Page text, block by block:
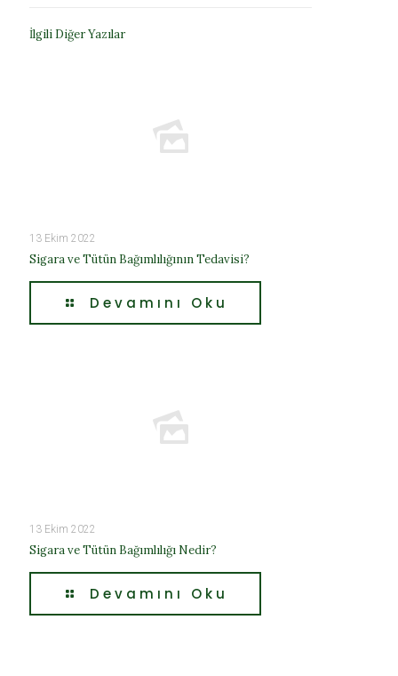
İlgili Diğer Yazılar
13 Ekim 2022
Sigara ve Tütün Bağımlılığının Tedavisi?
Devamını Oku
13 Ekim 2022
Sigara ve Tütün Bağımlılığı Nedir?
Devamını Oku